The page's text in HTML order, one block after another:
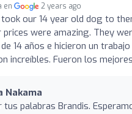
en 2 years ago
our 14 year old dog to
were amazing. They
14 años e hicieron un
increíbles. Fueron los
Nakama
tus palabras Brandis.